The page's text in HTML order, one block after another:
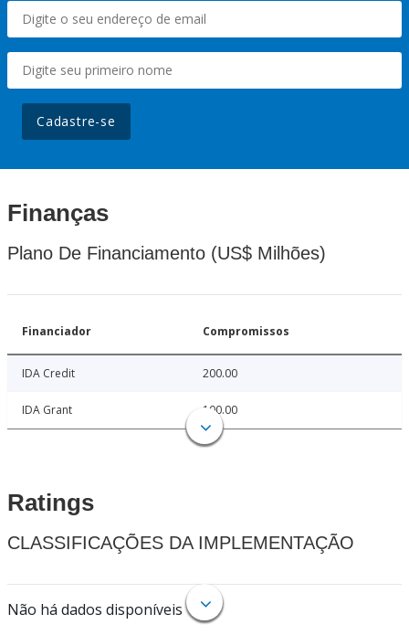
Cadastre-se
Finanças
Plano De Financiamento (US$ Milhões)
Financiador Compromissos
IDA Credit 200.00
IDA Grant 100.00
Ratings
CLASSIFICAÇÕES DA IMPLEMENTAÇÃO
Não há dados disponíveis